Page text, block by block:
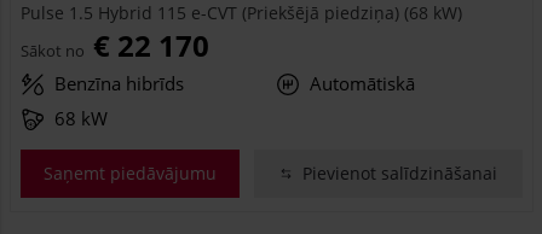
Pulse 1.5 Hybrid 115 e-CVT (Priekšējā piedziņa) (68 kW)
Sākot no € 22 170
Benzīna hibrīds
Automātiskā
68 kW
Saņemt piedāvājumu Pievienot salīdzināšanai